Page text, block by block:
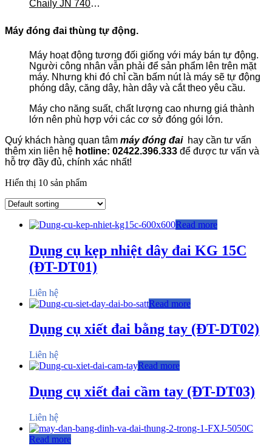
Chaily JN 740…
Máy đóng đai thùng tự động.
Máy hoạt động tương đối giống với máy bán tự động.
Người công nhân vẫn phải để sản phẩm lên trên mặt
máy. Nhưng khi đó chỉ cần bấm nút là máy sẽ tự động
phóng dây, căng dây, hàn dây và cắt theo yêu cầu.
Máy cho năng suất, chất lượng cao nhưng giá thành
lớn nên phù hợp với các cơ sở đóng gói lớn.
Quý khách hàng quan tâm máy đóng đai hay cần tư vấn
thêm xin liên hệ hotline: 02422.396.333 để được tư vấn và
hỗ trợ đầy đủ, chính xác nhất!
Hiển thị 10 sản phẩm
Read more
Dụng cụ kẹp nhiệt dây đai KG 15C
(ĐT-DT01)
Liên hệ
Read more
Dụng cụ xiết đai bằng tay (ĐT-DT02)
Liên hệ
Read more
Dụng cụ xiết đai cầm tay (ĐT-DT03)
Liên hệ
Read more